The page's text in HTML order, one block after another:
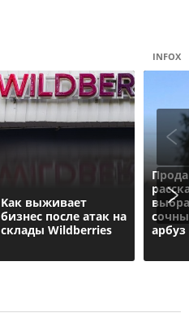
INFOX
Kак выживает
бизнес после атак на
склады Wildberries
арбуз